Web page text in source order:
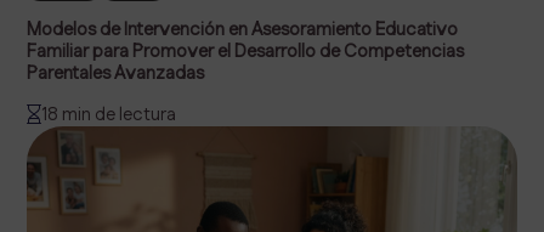
Modelos de Intervención en Asesoramiento Educativo
Familiar para Promover el Desarrollo de Competencias
Parentales Avanzadas
18 min de lectura